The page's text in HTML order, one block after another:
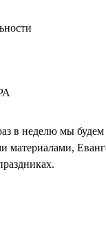
в неделю мы будем
материалами,